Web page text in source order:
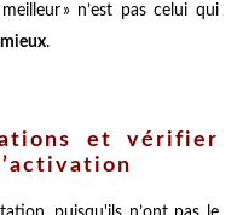
» n’est pas celui qui
.
et vérifier